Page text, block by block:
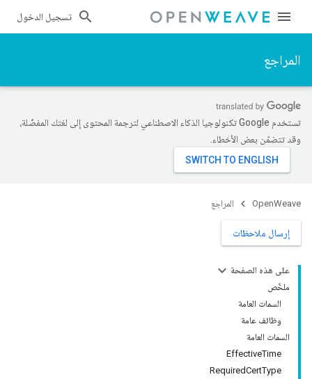
تسجيل الدخول
المراجع
تستخدم Google تكنولوجيا الذكاء الاصطناعي لترجمة المحتوى إلى لغتك المفضّلة،
وقد تتضمّن بعض الأخطاء.
OpenWeave المراجع
إرسال ملاحظات
على هذه الصفحة
ملخّص
السمات العامة
وظائف عامة
السمات العامة
EffectiveTime
RequiredCertType